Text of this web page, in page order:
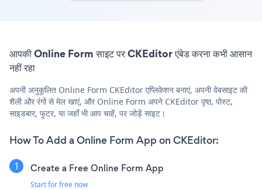
आपकी Online Form साइट पर CKEditor एंबेड करना कभी आसान
नहीं रहा
अपनी अनुकूलित Online Form CKEditor एप्लिकेशन बनाएं, अपनी वेबसाइट की
शैली और रंगों से मेल खाएं, और Online Form अपने CKEditor पृष्ठ, पोस्ट,
साइडबार, फुटर, या जहाँ भी आप चाहें, पर जोड़ें साइट।
How To Add a Online Form App on CKEditor:
Create a Free Online Form App
Start for free now